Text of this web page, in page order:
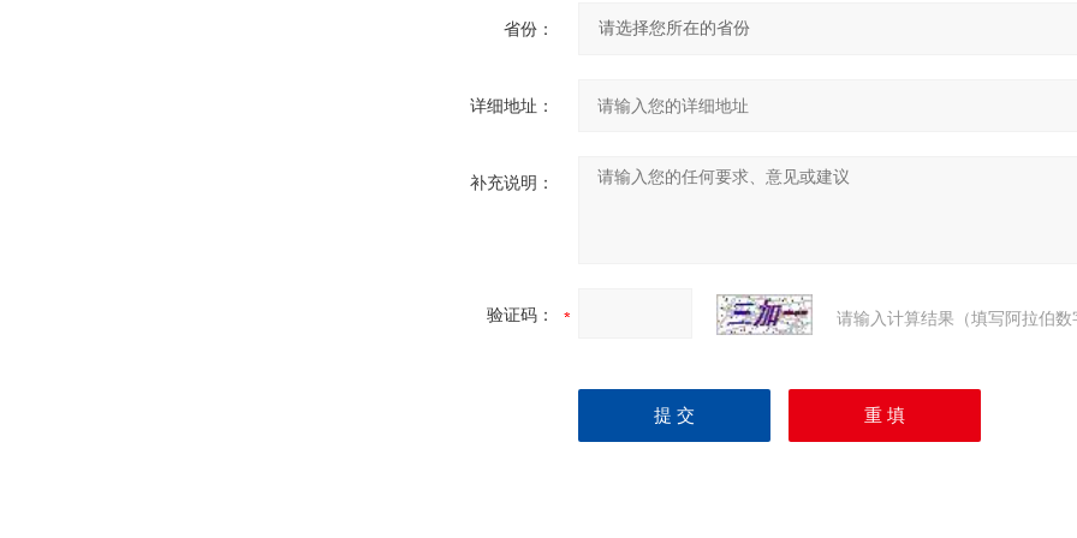
省份：
详细地址：
补充说明：
验证码： 请输入计算结果（填写阿拉伯